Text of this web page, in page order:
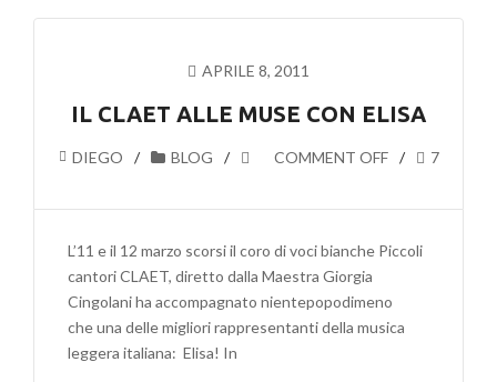
APRILE 8, 2011
IL CLAET ALLE MUSE CON ELISA
DIEGO BLOG COMMENT OFF 7
L’11 e il 12 marzo scorsi il coro di voci bianche Piccoli
cantori CLAET, diretto dalla Maestra Giorgia
Cingolani ha accompagnato nientepopodimeno
che una delle migliori rappresentanti della musica
leggera italiana: Elisa! In